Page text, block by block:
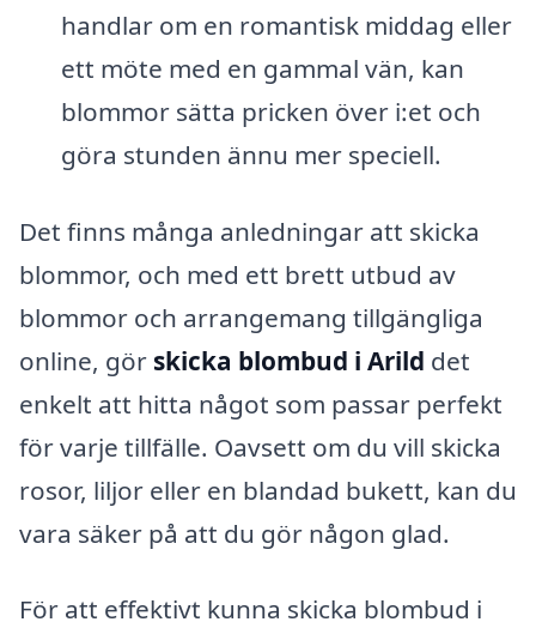
handlar om en romantisk middag eller
ett möte med en gammal vän, kan
blommor sätta pricken över i:et och
göra stunden ännu mer speciell.
Det finns många anledningar att skicka
blommor, och med ett brett utbud av
blommor och arrangemang tillgängliga
online, gör skicka blombud i Arild det
enkelt att hitta något som passar perfekt
för varje tillfälle. Oavsett om du vill skicka
rosor, liljor eller en blandad bukett, kan du
vara säker på att du gör någon glad.
För att effektivt kunna skicka blombud i